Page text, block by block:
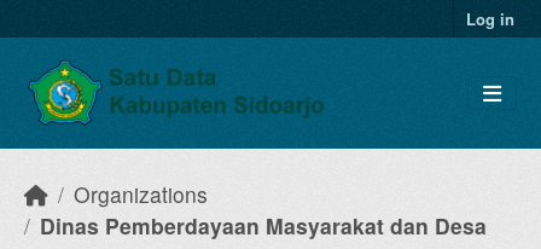
Log in
Organizations
Dinas Pemberdayaan Masyarakat dan Desa